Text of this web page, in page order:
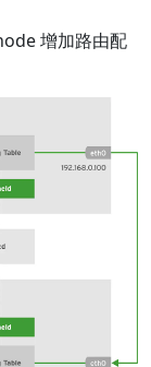
增加路由配